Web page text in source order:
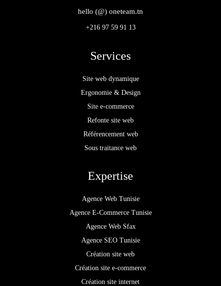
hello (@) oneteam.tn
+216 97 59 91 13
Services
Site web dynamique
Ergonomie & Design
Site e-commerce
Refonte site web
Référencement web
Sous traitance web
Expertise
Agence Web Tunisie
Agence E-Commerce Tunisie
Agence Web Sfax
Agence SEO Tunisie
Création site web
Création site e-commerce
Création site internet